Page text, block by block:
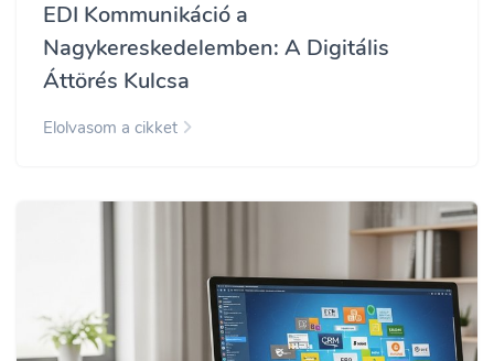
EDI Kommunikáció a
Nagykereskedelemben: A Digitális
Áttörés Kulcsa
Elolvasom a cikket